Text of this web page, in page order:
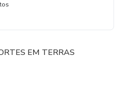
EM TERRAS